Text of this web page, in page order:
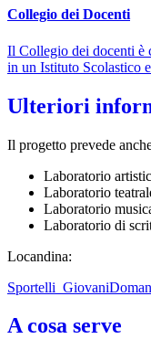
Collegio dei Docenti
Il Collegio dei docenti è
in un Istituto Scolastico
Ulteriori
Il progetto prevede
Laboratorio
Laboratorio
Laboratorio
Laboratorio di
Locandina:
A cosa serve